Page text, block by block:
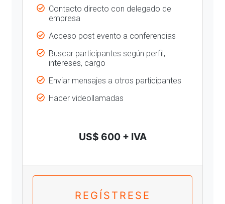
Contacto directo con delegado de
empresa
Acceso post evento a conferencias
Buscar participantes según perfil,
intereses, cargo
Enviar mensajes a otros participantes
Hacer videollamadas
US$ 600 + IVA
REGÍSTRESE